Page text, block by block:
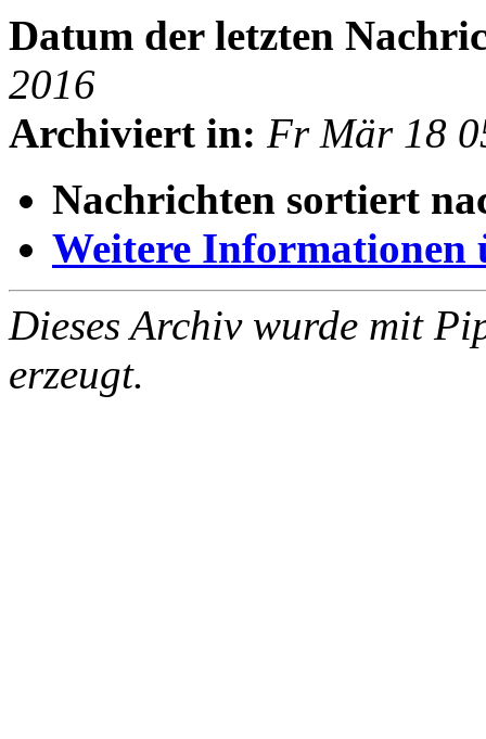
Datum der letzten
2016
Archiviert in: Fr Mär 18
Nachrichten sortiert
Weitere Informationen
Dieses Archiv wurde mit
erzeugt.